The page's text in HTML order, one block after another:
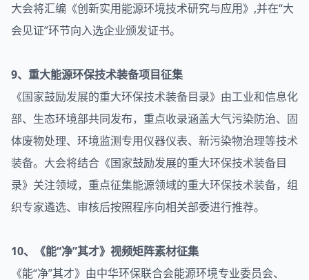
大会将汇编《创新实用能源环境技术研究与应用》,并在“大
会见证”环节向入选企业颁发证书。
9、重大能源环保技术装备项目征集
《国家鼓励发展的重大环保技术装备目录》由工业和信息化
部、生态环境部共同发布，重点收录涵盖大气污染防治、固
体废物处理、环境监测专用仪器仪表、新污染物治理等技术
装备。大会将结合《国家鼓励发展的重大环保技术装备目
录》关注领域，重点征集能源领域的重大环保技术装备，组
织专家遴选、审核后按照程序向相关部委进行推荐。
10、《能“净”其才》视频矩阵素材征集
《能“净”其才》由中华环保联合会能源环境专业委员会、